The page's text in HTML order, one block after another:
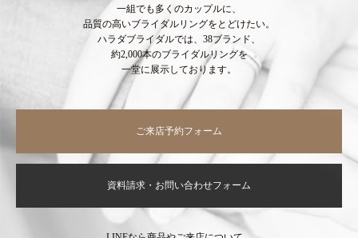
一組でも多くのカップルに、
品質の高いブライダルリングをとどけたい。
ハラダブライダルでは、38ブランド、
約2,000本のブライダルリングを
一堂に展示しております。
ご来店予約フォーム
資料請求・お問い合わせフォーム